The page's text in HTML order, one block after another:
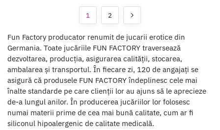
1 2
Fun Factory producator renumit de jucarii erotice din
Germania. Toate jucăriile FUN FACTORY traversează
dezvoltarea, producția, asigurarea calității, stocarea,
ambalarea și transportul. În fiecare zi, 120 de angajați se
asigură că produsele FUN FACTORY îndeplinesc cele mai
înalte standarde pe care clienții lor au ajuns să le aprecieze
de-a lungul anilor. În producerea jucăriilor lor folosesc
numai materii prime de cea mai bună calitate, cum ar fi
siliconul hipoalergenic de calitate medicală.